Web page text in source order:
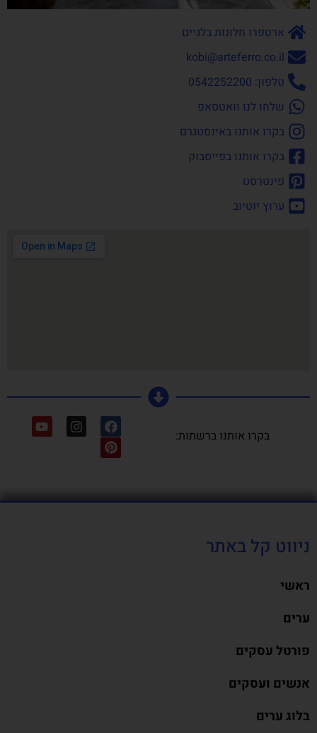
ארטפרו חלונות בלגיים
kobi@arteferro.co.il
טלפון: 0542252200
שלחו לנו וואטסאפ
בקרו אותנו באינסטגרם
בקרו אותנו בפייסבוק
פינטרסט
ערוץ יוטיוב
בקרו אותנו ברשתות:
ניווט קל באתר
ראשי
ערים
פורטל עסקים
אנשים ועסקים
בלוג ערים